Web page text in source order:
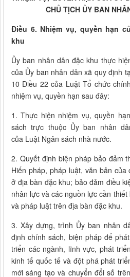
CHỦ TỊCH ỦY BAN
Điều 6. Nhiệm vụ, quyền hạn
khu
Ủy ban nhân dân đặc khu thực
của Ủy ban nhân dân xã quy định
10 Điều 22 của Luật Tổ chức
nhiệm vụ, quyền hạn sau đây:
1. Thực hiện nhiệm vụ, quyền
sách trực thuộc Ủy ban nhân
của Luật Ngân sách nhà nước.
2. Quyết định biện pháp bảo đảm
Hiến pháp, pháp luật, văn bản
ở địa bàn đặc khu; bảo đảm điều
nhân lực và các nguồn lực cần
và pháp luật trên địa bàn đặc khu.
3. Xây dựng, trình Ủy ban nhân
định chính sách, biện pháp để
triển các ngành, lĩnh vực, phát
kinh tế quốc tế và đột phá phát
mới sáng tạo và chuyển đổi số